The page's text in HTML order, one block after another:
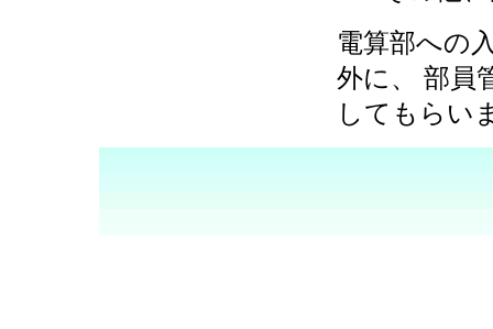
電算部への
外に、 部員
してもらい